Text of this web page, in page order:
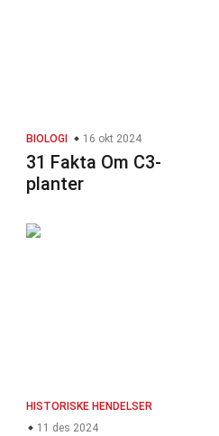
BIOLOGI 16 okt 2024
31 Fakta Om C3-
planter
HISTORISKE HENDELSER
11 des 2024